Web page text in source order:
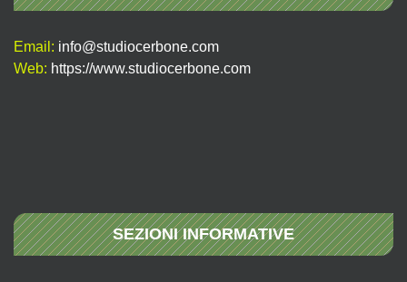
Email: info@studiocerbone.com
Web: https://www.studiocerbone.com
SEZIONI INFORMATIVE